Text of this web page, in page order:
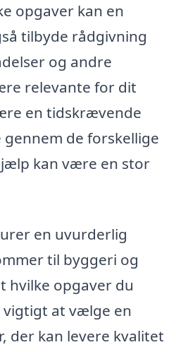
opgaver kan en
tilbyde rådgivning
og andre
relevante for dit
en tidskrævende
de forskellige
kan være en stor
en uvurderlig
til byggeri og
hvilke opgaver du
at vælge en
der kan levere kvalitet